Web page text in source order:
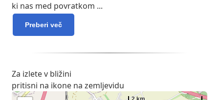
ki nas med povratkom ...
Preberi več
Za izlete v bližini
pritisni na ikone na zemljevidu